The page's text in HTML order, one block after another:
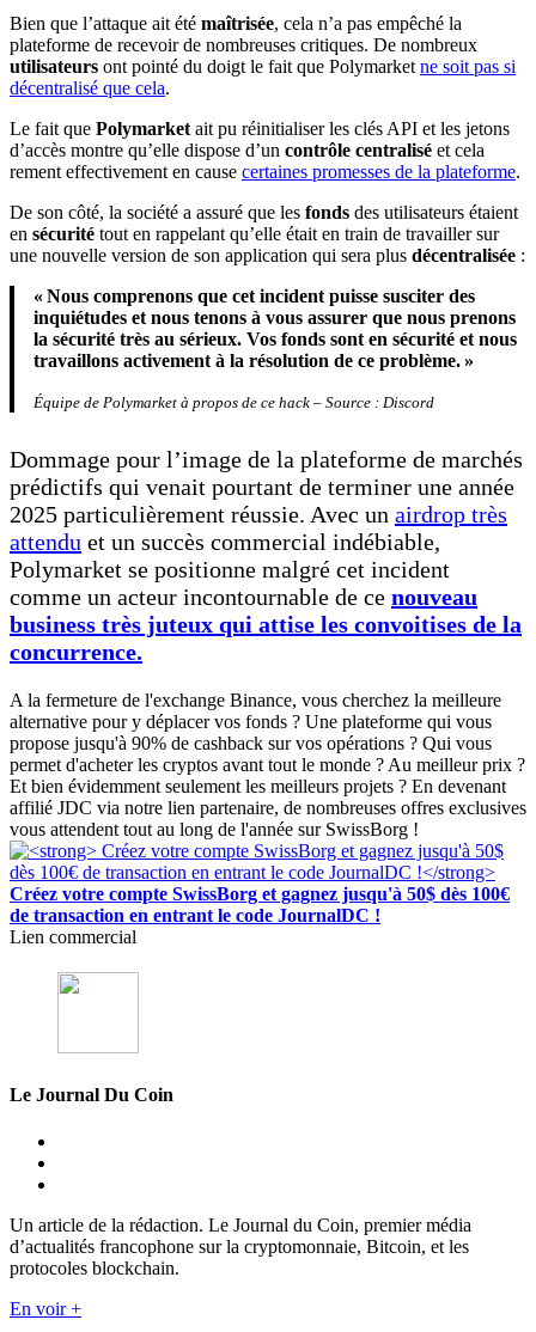
Bien que l’attaque ait été maîtrisée, cela n’a pas empêché la
plateforme de recevoir de nombreuses critiques. De nombreux
utilisateurs ont pointé du doigt le fait que Polymarketne soit pas si
décentralisé que cela.
Le fait que Polymarketait pu réinitialiser les clés API et les jetons
d’accès montre qu’elle dispose d’un contrôle centralisé et cela
rement effectivement en cause certaines promesses de la plateforme.
De son côté, la société a assuré que les fonds des utilisateurs étaient
en sécurité tout en rappelant qu’elle était en train de travailler sur
une nouvelle version de son application qui sera plus décentralisée :
« Nous comprenons que cet incident puisse susciter des
inquiétudes et nous tenons à vous assurer que nous prenons
la sécurité très au sérieux. Vos fonds sont en sécurité et nous
travaillons activement à la résolution de ce problème. »
Équipe de Polymarket à propos de ce hack – Source : Discord
Dommage pour l’image de la plateforme de marchés
prédictifs qui venait pourtant de terminer une année
2025 particulièrement réussie. Avec un airdrop très
attendu et un succès commercial indébiable,
Polymarket se positionne malgré cet incident
comme un acteur incontournable de ce nouveau
business très juteux qui attise les convoitises de la
concurrence.
A la fermeture de l'exchange Binance, vous cherchez la meilleure
alternative pour y déplacer vos fonds ? Une plateforme qui vous
propose jusqu'à 90% de cashback sur vos opérations ? Qui vous
permet d'acheter les cryptos avant tout le monde ? Au meilleur prix ?
Et bien évidemment seulement les meilleurs projets ? En devenant
affilié JDC via notre lien partenaire, de nombreuses offres exclusives
vous attendent tout au long de l'année sur SwissBorg !
Créez votre compte SwissBorg et gagnez jusqu'à 50$ dès 100€
de transaction en entrant le code JournalDC !
Lien commercial
Le Journal Du Coin
Un article de la rédaction. Le Journal du Coin, premier média
d’actualités francophone sur la cryptomonnaie, Bitcoin, et les
protocoles blockchain.
En voir +